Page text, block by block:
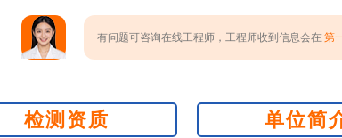
有问题可咨询在线工程师，工程师收到信息会在 第
检测资质 单位简